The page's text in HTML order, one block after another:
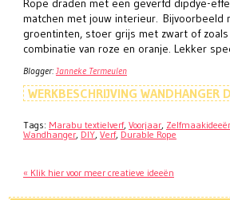
Rope draden met een geverfd dipdye-
matchen met jouw interieur. Bijvoorbeeld
groentinten, stoer grijs met zwart of
combinatie van roze en oranje. Lekker
Blogger:Janneke Termeulen
WERKBESCHRIJVING WANDHANGER
Tags: Marabu textielverf, Voorjaar,
Wandhanger, DIY, Verf, Durable Rope
« Klik hier voor meer creatieve ideeën